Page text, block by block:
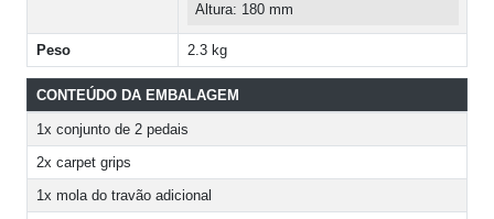
Altura: 180 mm
Peso 2.3 kg
CONTEÚDO DA EMBALAGEM
1x conjunto de 2 pedais
2x carpet grips
1x mola do travão adicional